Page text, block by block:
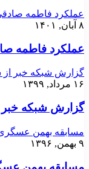
عملکرد فاطمه
۸ آبان, ۱۴۰۱
عملکرد فاطمه
گزارش شبکه خبر از
۱۶ مرداد, ۱۳۹۹
گزارش شبکه خبر
مسابقه بهمن عسگری در
۹ بهمن, ۱۳۹۶